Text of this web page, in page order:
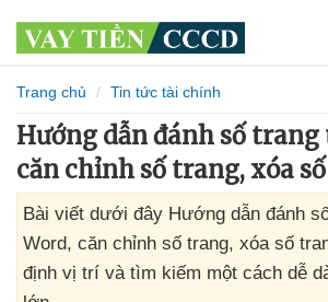
Trang chủ Tin tức tài chính
Hướng dẫn đánh số trang
căn chỉnh số trang, xóa
Bài viết dưới đây Hướng dẫn đánh
Word, căn chỉnh số trang, xóa số
định vị trí và tìm kiếm một cách dễ